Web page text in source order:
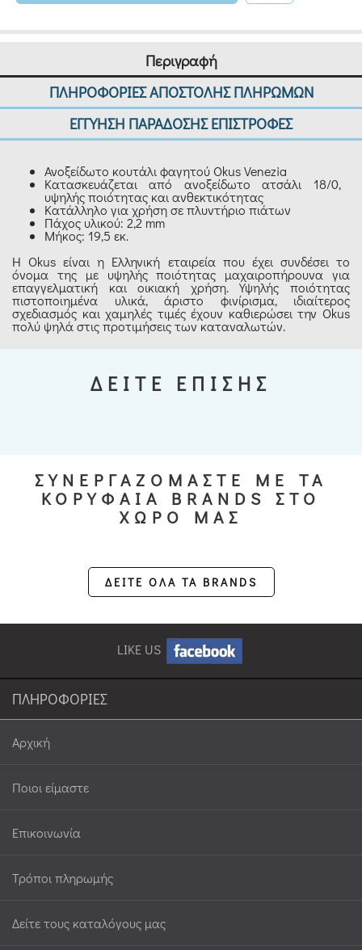
Περιγραφή
ΠΛΗΡΟΦΟΡΙΕΣ ΑΠΟΣΤΟΛΗΣ ΠΛΗΡΩΜΩΝ
ΕΓΓΥΗΣΗ ΠΑΡΑΔΟΣΗΣ ΕΠΙΣΤΡΟΦΕΣ
Ανοξείδωτο κουτάλι φαγητού Okus Venezia
Κατασκευάζεται από ανοξείδωτο ατσάλι 18/0,
υψηλής ποιότητας και ανθεκτικότητας
Κατάλληλο για χρήση σε πλυντήριο πιάτων
Πάχος υλικού: 2,2 mm
Μήκος: 19,5 εκ.
Η Okus είναι η Ελληνική εταιρεία που έχει συνδέσει το
όνομα της με υψηλής ποιότητας μαχαιροπήρουνα για
επαγγελματική και οικιακή χρήση. Υψηλής ποιότητας
πιστοποιημένα υλικά, άριστο φινίρισμα, ιδιαίτερος
σχεδιασμός και χαμηλές τιμές έχουν καθιερώσει την Okus
πολύ ψηλά στις προτιμήσεις των καταναλωτών.
ΔΕΙΤΕ ΕΠΙΣΗΣ
ΣΥΝΕΡΓΑΖΟΜΑΣΤΕ ΜΕ ΤΑ
ΚΟΡΥΦΑΙΑ BRANDS ΣΤΟ
ΧΩΡΟ ΜΑΣ
ΔΕΙΤΕ ΟΛΑ ΤΑ BRANDS
LIKE US
ΠΛΗΡΟΦΟΡΙΕΣ
Αρχική
Ποιοι είμαστε
Επικοινωνία
Τρόποι πληρωμής
Δείτε τους καταλόγους μας